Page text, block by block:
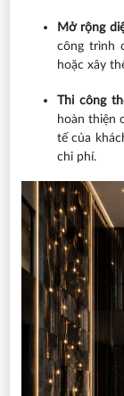
Mở rộng
công trình
hoặc xây
Thi công
hoàn thiện
tế của
chi phí.